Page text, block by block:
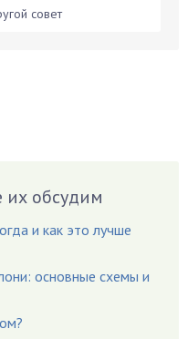
совет
их обсудим
и как это лучше
основные схемы и